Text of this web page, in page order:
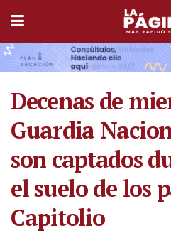
Decenas de
Guardia
son captados
el suelo de los
Capitolio